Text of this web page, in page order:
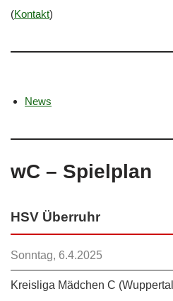
(Kontakt)
News
wC – Spielplan
HSV Überruhr
Sonntag, 6.4.2025
Kreisliga Mädchen C